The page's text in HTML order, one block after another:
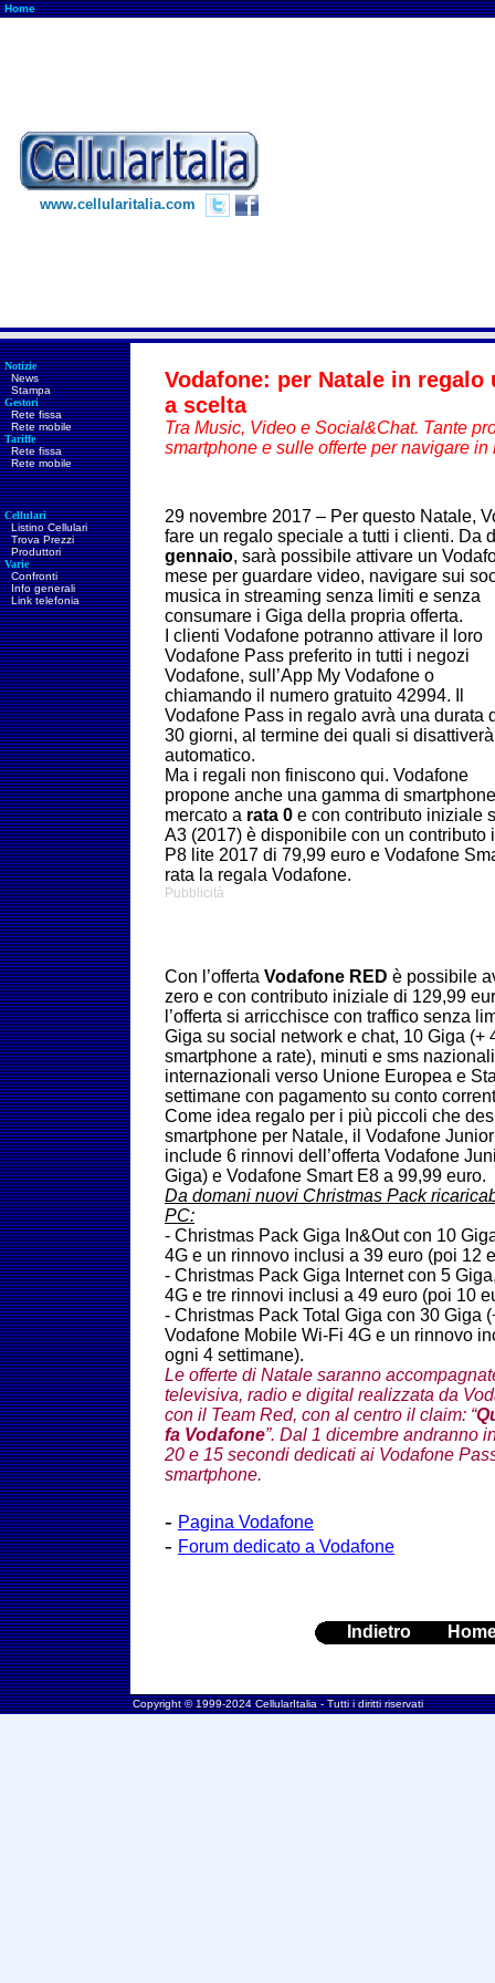
Home
www.cellularitalia.com
Notizie
News
Stampa
Gestori
Rete fissa
Rete mobile
Tariffe
Rete fissa
Rete mobile
Cellulari
Listino Cellulari
Trova Prezzi
Produttori
Varie
Confronti
Info generali
Link telefonia
Vodafone: per Natale in regalo
a scelta
Tra Music, Video e Social&Chat. Tante
smartphone e sulle offerte per navigare in
29 novembre 2017 – Per questo Natale,
fare un regalo speciale a tutti i clienti. Da
gennaio, sarà possibile attivare un
mese per guardare video, navigare sui
musica in streaming senza limiti e senza
consumare i Giga della propria offerta.
clienti Vodafone potranno attivare il loro
Vodafone Pass preferito in tutti i negozi
Vodafone, sull’App My Vodafone o
chiamando il numero gratuito 42994. Il
Vodafone Pass in regalo avrà una durata
30 giorni, al termine dei quali si
automatico.
Ma i regali non finiscono qui. Vodafone
propone anche una gamma di
mercato a rata 0 e con contributo iniziale
A3 (2017) è disponibile con un
P8 lite 2017 di 79,99 euro e Vodafone
rata la regala Vodafone.
Pubblicità
Con l’offerta Vodafone RED è possibile
zero e con contributo iniziale di 129,99
l’offerta si arricchisce con traffico senza
Giga su social network e chat, 10 Giga (+
smartphone a rate), minuti e sms
internazionali verso Unione Europea e
settimane con pagamento su conto
Come idea regalo per i più piccoli che
smartphone per Natale, il Vodafone
include 6 rinnovi dell’offerta Vodafone
Giga) e Vodafone Smart E8 a 99,99 euro.
Da domani nuovi Christmas Pack
PC:
- Christmas Pack Giga In&Out con 10
4G e un rinnovo inclusi a 39 euro (poi 12
- Christmas Pack Giga Internet con 5
4G e tre rinnovi inclusi a 49 euro (poi 10
- Christmas Pack Total Giga con 30 Giga
Vodafone Mobile Wi-Fi 4G e un rinnovo
ogni 4 settimane).
Le offerte di Natale saranno
televisiva, radio e digital realizzata da
con il Team Red, con al centro il claim: “
fa Vodafone”. Dal 1 dicembre andranno
20 e 15 secondi dedicati ai Vodafone
smartphone.
- Pagina Vodafone
- Forum dedicato a Vodafone
Indietro
Copyright © 1999-2024 CellularItalia - Tutti i diritti riservati